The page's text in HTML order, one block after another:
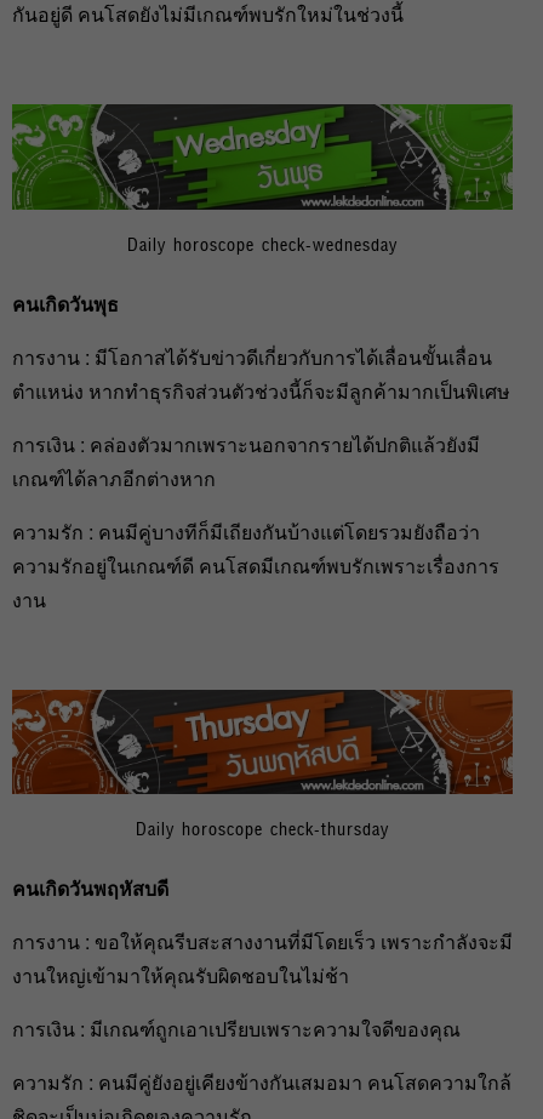
กันอยู่ดี คนโสดยังไม่มีเกณฑ์พบรักใหม่ในช่วงนี้
Daily horoscope check-wednesday
คนเกิดวันพุธ
การงาน : มีโอกาสได้รับข่าวดีเกี่ยวกับการได้เลื่อนขั้นเลื่อน
ตำแหน่ง หากทำธุรกิจส่วนตัวช่วงนี้ก็จะมีลูกค้ามากเป็นพิเศษ
การเงิน : คล่องตัวมากเพราะนอกจากรายได้ปกติแล้วยังมี
เกณฑ์ได้ลาภอีกต่างหาก
ความรัก : คนมีคู่บางทีก็มีเถียงกันบ้างแต่โดยรวมยังถือว่า
ความรักอยู่ในเกณฑ์ดี คนโสดมีเกณฑ์พบรักเพราะเรื่องการ
งาน
Daily horoscope check-thursday
คนเกิดวันพฤหัสบดี
การงาน : ขอให้คุณรีบสะสางงานที่มีโดยเร็ว เพราะกำลังจะมี
งานใหญ่เข้ามาให้คุณรับผิดชอบในไม่ช้า
การเงิน : มีเกณฑ์ถูกเอาเปรียบเพราะความใจดีของคุณ
ความรัก : คนมีคู่ยังอยู่เคียงข้างกันเสมอมา คนโสดความใกล้